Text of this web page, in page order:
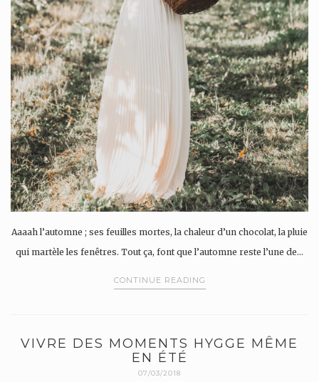
Aaaah l’automne ; ses feuilles mortes, la chaleur d’un chocolat, la pluie
qui martèle les fenêtres. Tout ça, font que l’automne reste l’une de…
CONTINUE READING
VIVRE DES MOMENTS HYGGE MÊME
EN ÉTÉ
07/03/2018